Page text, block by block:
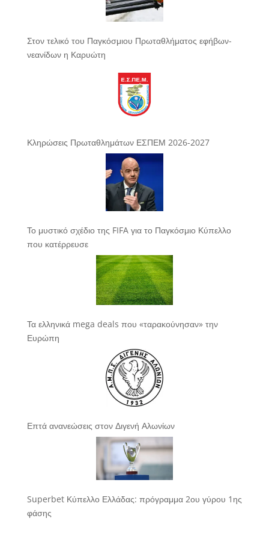
Στον τελικό του Παγκόσμιου Πρωταθλήματος εφήβων-
νεανίδων η Καρυώτη
Κληρώσεις Πρωταθλημάτων ΕΣΠΕΜ 2026-2027
Το μυστικό σχέδιο της FIFA για το Παγκόσμιο Κύπελλο
που κατέρρευσε
Τα ελληνικά mega deals που «ταρακούνησαν» την
Ευρώπη
Επτά ανανεώσεις στον Διγενή Αλωνίων
Superbet Κύπελλο Ελλάδας: πρόγραμμα 2ου γύρου 1ης
φάσης